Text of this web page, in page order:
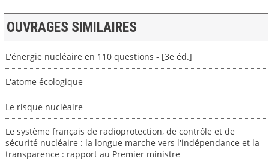
OUVRAGES SIMILAIRES
L'énergie nucléaire en 110 questions - [3e éd.]
L'atome écologique
Le risque nucléaire
Le système français de radioprotection, de contrôle et de
sécurité nucléaire : la longue marche vers l'indépendance et la
transparence : rapport au Premier ministre